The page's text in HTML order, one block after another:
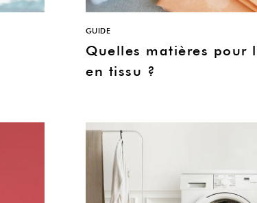
GUIDE
Quelles matières pour
en tissu ?